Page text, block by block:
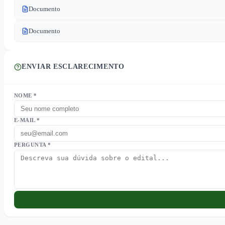
Documento
Documento
ENVIAR ESCLARECIMENTO
NOME *
E-MAIL *
PERGUNTA *